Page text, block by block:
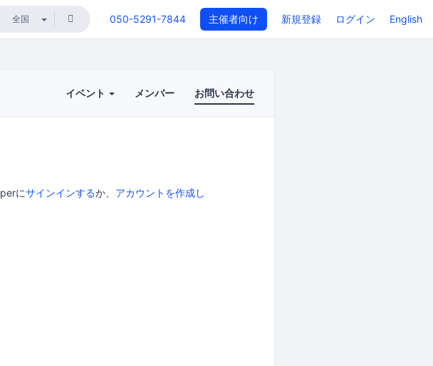
050-5291-7844 主催者向け 新規登録 ログイン English
イベント メンバー お問い合わせ
にサインインするか、 アカウントを作成し